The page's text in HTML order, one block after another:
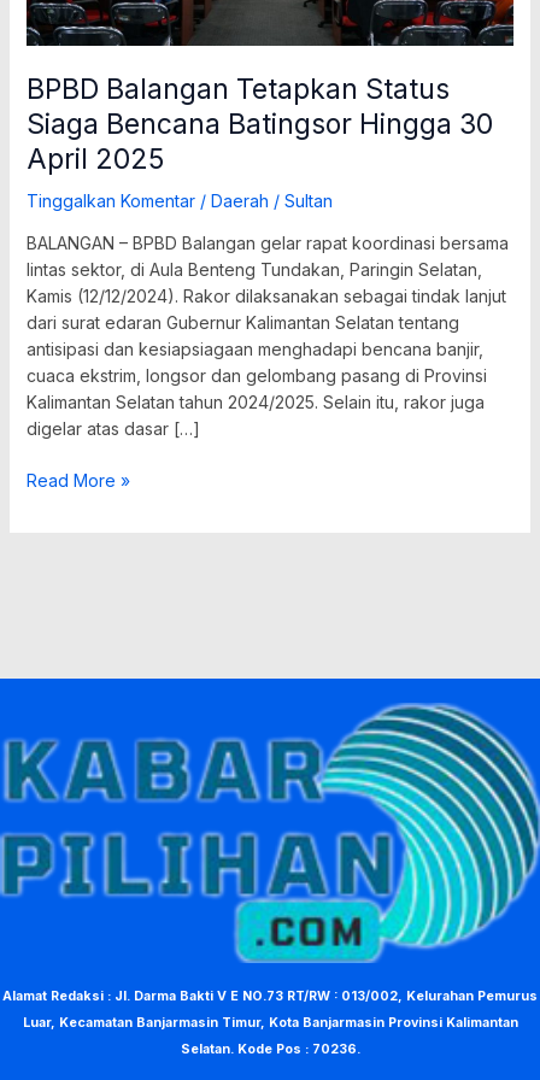
BPBD Balangan Tetapkan Status
Siaga Bencana Batingsor Hingga 30
April 2025
Tinggalkan Komentar / Daerah / Sultan
BALANGAN – BPBD Balangan gelar rapat koordinasi bersama
lintas sektor, di Aula Benteng Tundakan, Paringin Selatan,
Kamis (12/12/2024). Rakor dilaksanakan sebagai tindak lanjut
dari surat edaran Gubernur Kalimantan Selatan tentang
antisipasi dan kesiapsiagaan menghadapi bencana banjir,
cuaca ekstrim, longsor dan gelombang pasang di Provinsi
Kalimantan Selatan tahun 2024/2025. Selain itu, rakor juga
digelar atas dasar […]
April
2025
Read More »
Alamat Redaksi : Jl. Darma Bakti V E NO.73 RT/RW : 013/002, Kelurahan Pemurus
Luar, Kecamatan Banjarmasin Timur, Kota Banjarmasin Provinsi Kalimantan
Selatan. Kode Pos : 70236.